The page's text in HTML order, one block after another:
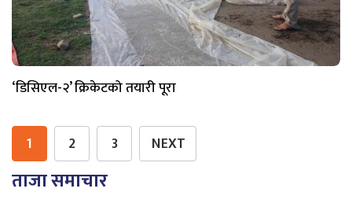
‘डिसिएल-२’ क्रिकेटको तयारी पूरा
1 2 3 NEXT
ताजा समाचार